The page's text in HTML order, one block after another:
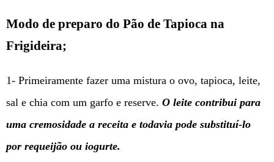
Modo de preparo do Pão de Tapioca na
Frigideira;
1- Primeiramente fazer uma mistura o ovo, tapioca, leite,
sal e chia com um garfo e reserve. O leite contribui para
uma cremosidade a receita e todavia pode substituí-lo
por requeijão ou iogurte.